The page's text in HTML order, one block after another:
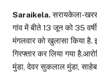
Saraikela.सरायकेला-
गांव में बीते 13 जून को 35
मंगलवार को खुलासा किया है.
गिरफ्तार कर लिया गया
मुंडा, देवर सुकलाल मुंडा, साहेब